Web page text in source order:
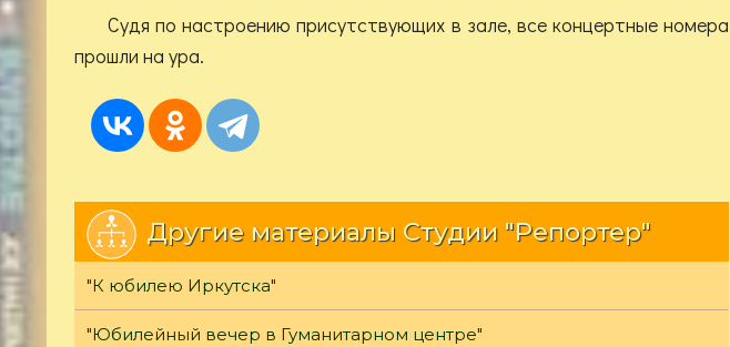
Судя по настроению присутствующих в зале, все концертные номера
прошли на ура.
Другие материалы Студии "Репортер"
"К юбилею Иркутска"
"Юбилейный вечер в Гуманитарном центре"